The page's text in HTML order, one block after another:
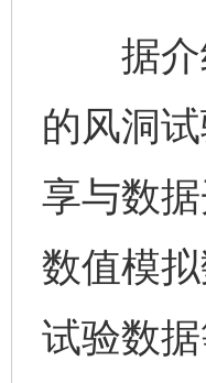
据介绍
的风洞
享与数
数值模
试验数